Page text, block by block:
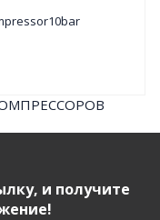
и получите